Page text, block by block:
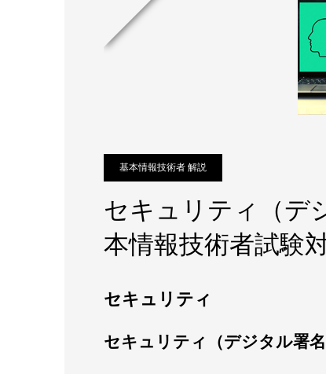
基本情報技術者 解説
セキュリティ（デ
本情報技術者試験
セキュリティ
セキュリティ（デジタル署